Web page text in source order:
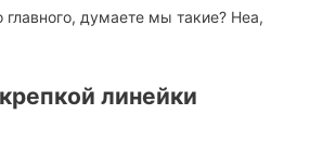
думаете мы такие? Неа,
линейки